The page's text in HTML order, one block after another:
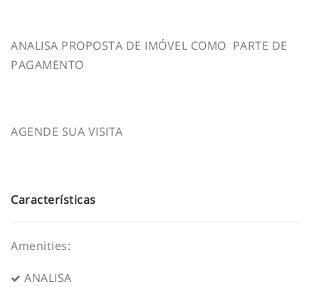
ANALISA PROPOSTA DE IMÓVEL COMO PARTE DE
PAGAMENTO
AGENDE SUA VISITA
Características
Amenities:
ANALISA